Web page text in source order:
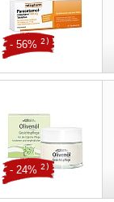
- 56% 2)
- 24% 2)